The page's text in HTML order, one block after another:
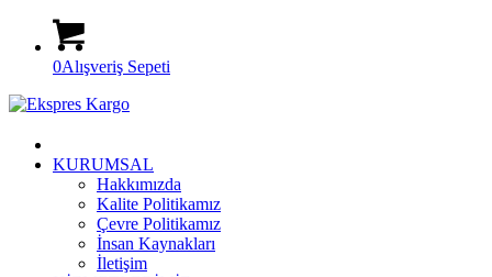
0Alışveriş Sepeti
KURUMSAL
Hakkımızda
Kalite Politikamız
Çevre Politikamız
İnsan Kaynakları
İletişim